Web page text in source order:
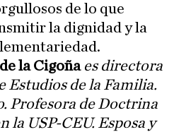
de lo que
la dignidad y la
la Cigoña es directora
Estudios de la Familia.
Profesora de Doctrina
la USP-CEU. Esposa y